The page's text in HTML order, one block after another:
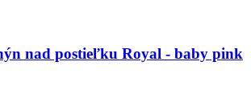
nad postieľku Royal - baby pink